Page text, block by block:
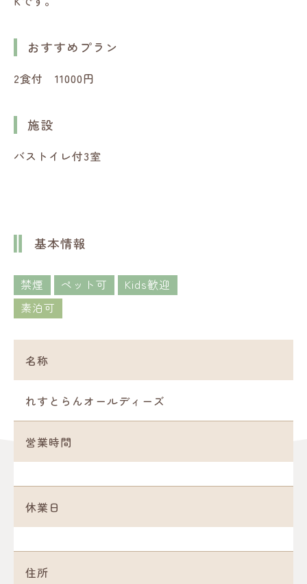
おすすめプラン
2食付 11000円
施設
バストイレ付3室
基本情報
禁煙 ペット可
Kids歓迎
素泊可
名称
れすとらんオールディーズ
営業時間
休業日
住所